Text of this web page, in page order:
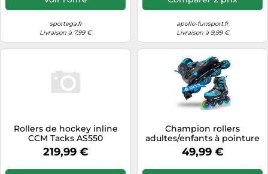
sportega.fr
Livraison à 7,99 €
apollo-funsport.fr
Livraison à 9,99 €
Rollers de hockey inline
CCM Tacks AS550
Intermediate EUR 38,5,
Regular
219,99 €
Champion rollers
adultes/enfants à pointure
réglable - Menthe
49,99 €